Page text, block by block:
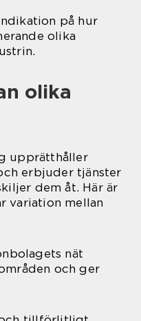
på hur
olika
olika
upprätthåller
erbjuder tjänster
dem åt. Här är
variation mellan
nät
och ger